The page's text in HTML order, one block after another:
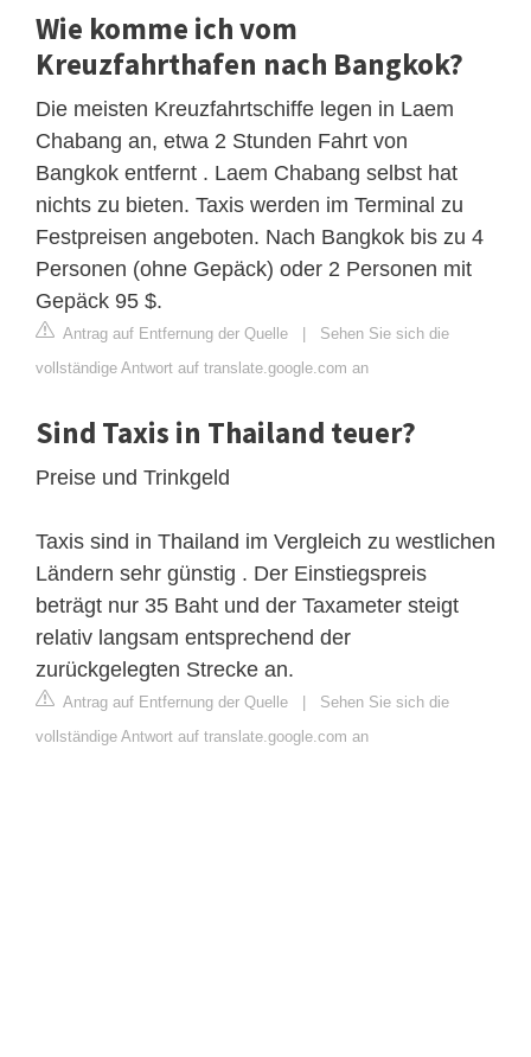
Wie komme ich vom
Kreuzfahrthafen nach Bangkok?
Die meisten Kreuzfahrtschiffe legen in Laem
Chabang an, etwa 2 Stunden Fahrt von
Bangkok entfernt . Laem Chabang selbst hat
nichts zu bieten. Taxis werden im Terminal zu
Festpreisen angeboten. Nach Bangkok bis zu 4
Personen (ohne Gepäck) oder 2 Personen mit
Gepäck 95 $.
Antrag auf Entfernung der Quelle | Sehen Sie sich die
vollständige Antwort auf translate.google.com an
Sind Taxis in Thailand teuer?
Preise und Trinkgeld
Taxis sind in Thailand im Vergleich zu westlichen
Ländern sehr günstig . Der Einstiegspreis
beträgt nur 35 Baht und der Taxameter steigt
relativ langsam entsprechend der
zurückgelegten Strecke an.
Antrag auf Entfernung der Quelle | Sehen Sie sich die
vollständige Antwort auf translate.google.com an